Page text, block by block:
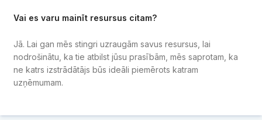
Vai es varu mainīt resursus citam?
Jā. Lai gan mēs stingri uzraugām savus resursus, lai
nodrošinātu, ka tie atbilst jūsu prasībām, mēs saprotam, ka
ne katrs izstrādātājs būs ideāli piemērots katram
uzņēmumam.